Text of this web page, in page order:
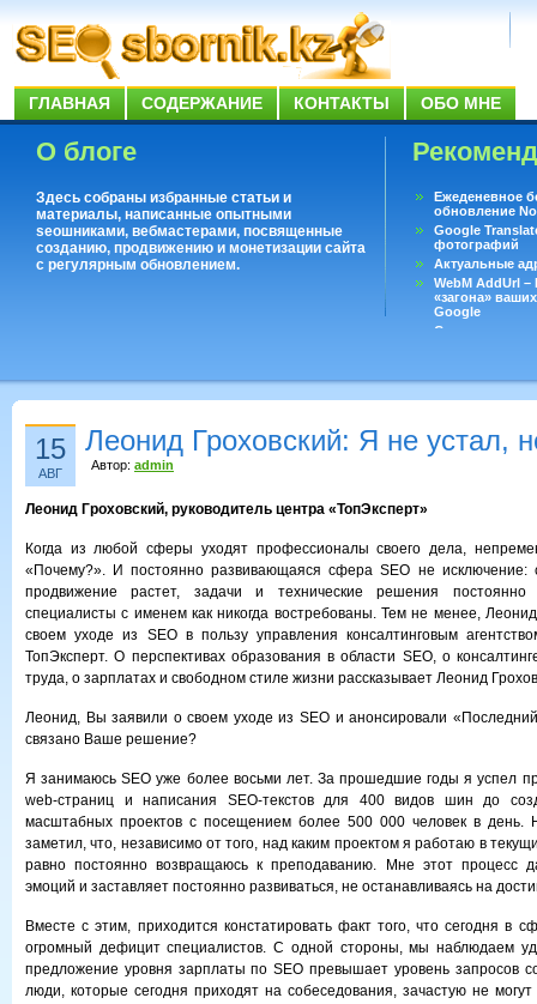
ГЛАВНАЯ СОДЕРЖАНИЕ КОНТАКТЫ ОБО МНЕ
О блоге
Здесь собраны избранные статьи и
материалы, написанные опытными
seoшниками, вебмастерами, посвященные
созданию, продвижению и монетизации сайта
с регулярным обновлением.
Ежеденевное
обновление
Google
фотографий
Актуальные
WebM AddUrl
«загона»
Google
Существует
15
АВГ
Леонид Гроховский: Я не устал,
Автор: admin
Леонид Гроховский, руководитель центра «ТопЭксперт»
Когда из любой сферы уходят профессионалы своего дела,
«Почему?». И постоянно развивающаяся сфера SEO не исключение:
продвижение растет, задачи и технические решения
специалисты с именем как никогда востребованы. Тем не менее,
своем уходе из SEO в пользу управления консалтинговым
ТопЭксперт. О перспективах образования в области SEO, о
труда, о зарплатах и свободном стиле жизни рассказывает Леонид
Леонид, Вы заявили о своем уходе из SEO и анонсировали
связано Ваше решение?
Я занимаюсь SEO уже более восьми лет. За прошедшие годы я успел
web-страниц и написания SEO-текстов для 400 видов шин до
масштабных проектов с посещением более 500 000 человек в день.
заметил, что, независимо от того, над каким проектом я работаю в
равно постоянно возвращаюсь к преподаванию. Мне этот процесс
эмоций и заставляет постоянно развиваться, не останавливаясь на
Вместе с этим, приходится констатировать факт того, что сегодня в
огромный дефицит специалистов. С одной стороны, мы наблюдаем
предложение уровня зарплаты по SEO превышает уровень запросов
люди, которые сегодня приходят на собеседования, зачастую не